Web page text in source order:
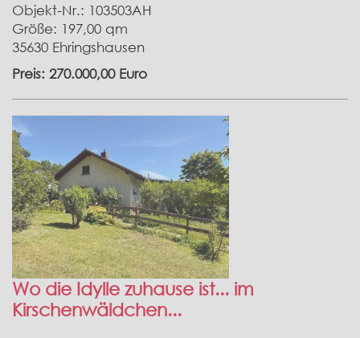
Objekt-Nr.: 103503AH
Größe: 197,00 qm
35630 Ehringshausen
Preis: 270.000,00 Euro
Wo die Idylle zuhause ist... im
Kirschenwäldchen...